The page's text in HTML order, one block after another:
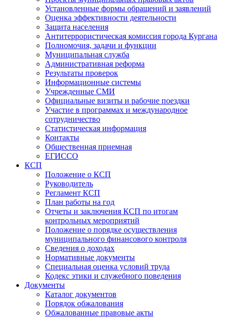
Установленные формы обращений и заявлений
Оценка эффективности деятельности
Защита населения
Антитеррористическая комиссия города Кургана
Полномочия, задачи и функции
Муниципальная служба
Административная реформа
Результаты проверок
Информационные системы
Учрежденные СМИ
Официальные визиты и рабочие поездки
Участие в программах и международное
сотрудничество
Статистическая информация
Контакты
Общественная приемная
ЕГИССО
КСП
Положение о КСП
Руководитель
Регламент КСП
План работы на год
Отчеты и заключения КСП по итогам
контрольных мероприятий
Положение о порядке осуществления
муниципального финансового контроля
Сведения о доходах
Нормативные документы
Специальная оценка условий труда
Кодекс этики и служебного поведения
Документы
Каталог документов
Порядок обжалования
Обжалованные правовые акты